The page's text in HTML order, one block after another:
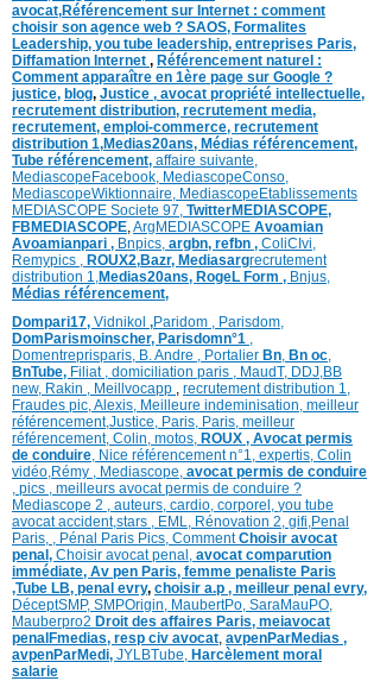
avocat,Référencement sur Internet : comment
choisir son agence web ? SAOS, Formalites
Leadership, you tube leadership, entreprises Paris,
Diffamation Internet , Référencement naturel :
Comment apparaître en 1ère page sur Google ?
justice, blog, Justice , avocat propriété intellectuelle,
recrutement distribution, recrutement media,
recrutement, emploi-commerce, recrutement
distribution 1,Medias20ans, Médias référencement,
Tube référencement, affaire suivante,
MediascopeFacebook, MediascopeConso,
MediascopeWiktionnaire, MediascopeEtablissements
MEDIASCOPE Societe 97, TwitterMEDIASCOPE,
FBMEDIASCOPE ArgMEDIASCOPE Avoamian
Avoamianpari , Bnpics, argbn, refbn , ColiCIvi,
Remypics , ROUX2,Bazr, Mediasargrecrutement
distribution 1, Medias20ans, RogeL Form , Bnjus,
Médias référencement,
Dompari17, Vidnikol ,Paridom , Parisdom,
DomParismoinscher, Parisdomn°1
Domentreprisparis, B. Andre , Portalier Bn Bn oc
BnTube, Filiat, domiciliation paris MaudT, DDJ, BB
new, Rakin , Meillvocapp recrutement distribution 1,
Fraudes pic, Alexis Meilleure indeminisation meilleur
référencement,Justice Paris, Paris, meilleur
référencement, Colin motos, ROUX , Avocat permis
de conduire Nice référencement n°1, expertis, Colin
vidéo, Rémy Mediascope, avocat permis de conduire
pics
meilleurs avocat permis de conduire ?
Mediascope 2 , auteurs, cardio, corporel, you tube
avocat accident,stars EML, Rénovation 2 gifi, Penal
Paris,
Pénal Paris Pics, CommentChoisir avocat
penal, Choisir avocat penal, avocat comparution
immédiate, Av pen Paris, femme penaliste Paris
,Tube LB, penal evry, choisir a.p , meilleur penal evry,
DéceptSMP, SMPOrigin, MaubertPo, SaraMauPO,
Mauberpro2 Droit des affaires Paris, meiavocat
penalFmedias, resp civ avocat avpenParMedias ,
avpenParMedi, JYLBTube, Harcèlement moral
salarie